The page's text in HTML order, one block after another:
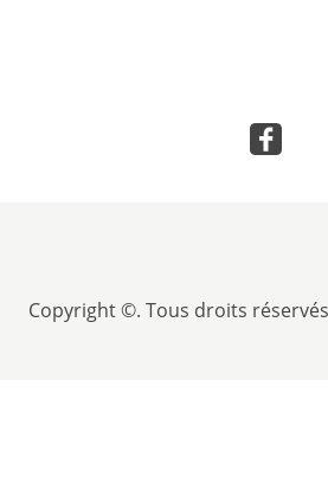
Copyright ©. Tous droits